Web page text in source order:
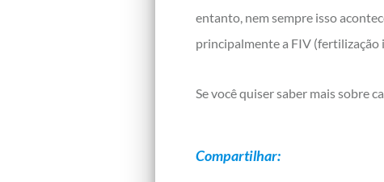
entanto, nem sempre isso
principalmente a FIV (fertilização
Se você quiser saber mais sobre
Compartilhar: